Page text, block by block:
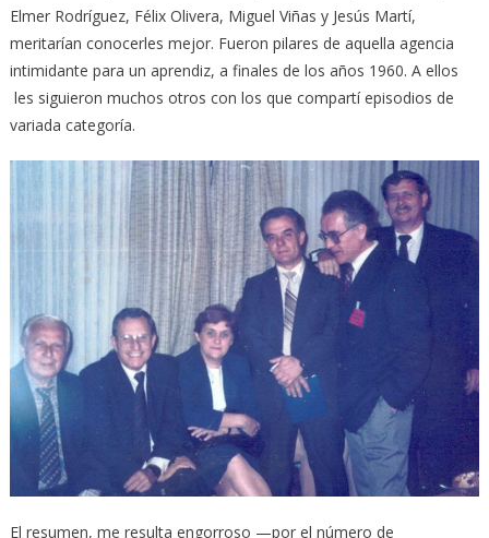
Elmer Rodríguez, Félix Olivera, Miguel Viñas y Jesús Martí,
meritarían conocerles mejor. Fueron pilares de aquella agencia
intimidante para un aprendiz, a finales de los años 1960. A ellos
les siguieron muchos otros con los que compartí episodios de
variada categoría.
El resumen, me resulta engorroso —por el número de